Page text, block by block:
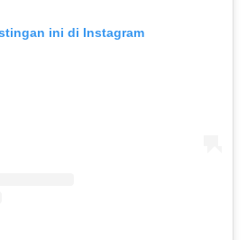
ini di Instagram